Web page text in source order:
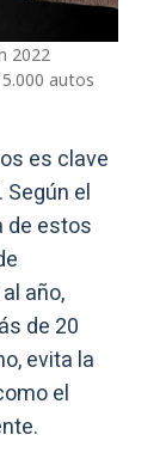
2022
autos
es clave
el
de estos
año,
de 20
evita la
el